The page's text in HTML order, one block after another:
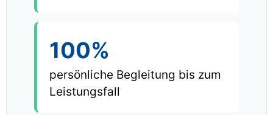
100%
persönliche Begleitung bis zum
Leistungsfall